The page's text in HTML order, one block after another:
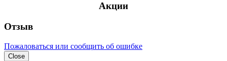
Акции
Отзыв
Пожаловаться или сообщить об ошибке
Close